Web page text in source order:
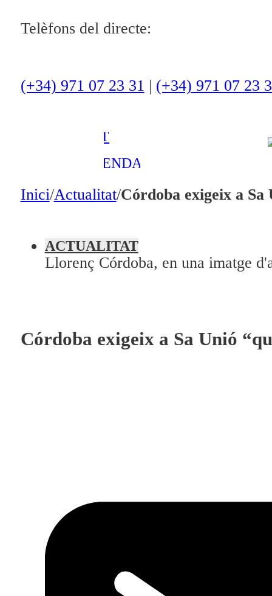
Telèfons del directe:
(+34) 971 07 23 31 | (+34) 971 07 23
OCI
ENTREVISTES
AMBIENT
AGENDA
En directe
Programació
Qui som?
Inici/Actualitat/Córdoba exigeix a
Llorenç Córdoba, en una imatge
ACTUALITAT
Córdoba exigeix a Sa Unió